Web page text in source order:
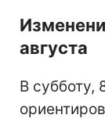
августа
В субботу,